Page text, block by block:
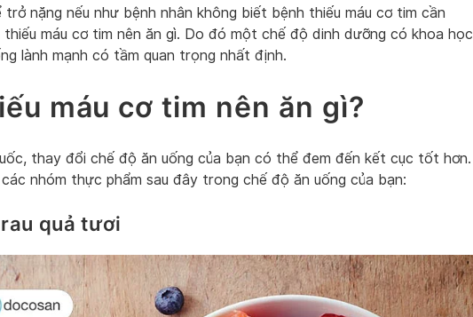
nặng nếu như bệnh nhân không biết bệnh thiếu máu cơ tim cần
thiếu máu cơ tim nên ăn gì. Do đó một chế độ dinh dưỡng có khoa học
lành mạnh có tầm quan trọng nhất định.
máu cơ tim nên ăn gì?
thay đổi chế độ ăn uống của bạn có thể đem đến kết cục tốt hơn.
nhóm thực phẩm sau đây trong chế độ ăn uống của bạn:
quả tươi